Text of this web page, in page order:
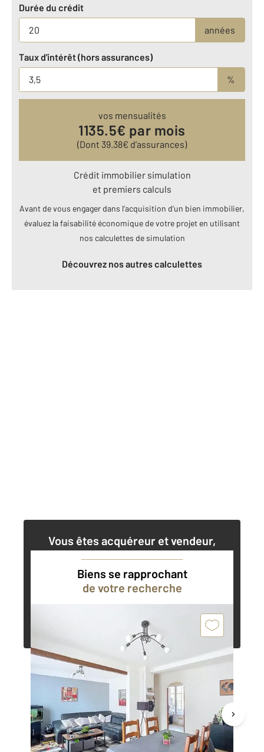
Durée du crédit
années
Taux d'intérêt (hors assurances)
%
vos mensualités
1135.5€ par mois
(Dont 39.38€ d’assurances)
Crédit immobilier simulation
et premiers calculs
Avant de vous engager dans l’acquisition d’un bien immobilier,
évaluez la faisabilité économique de votre projet en utilisant
nos calculettes de simulation
Découvrez nos autres calculettes
Vous êtes acquéreur et vendeur,
Contacter l'agence
Demander une estimation
Biens se rapprochant
de votre recherche